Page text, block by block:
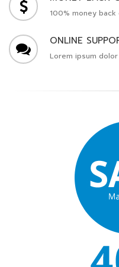
100% money back
ONLINE
Lorem ipsum